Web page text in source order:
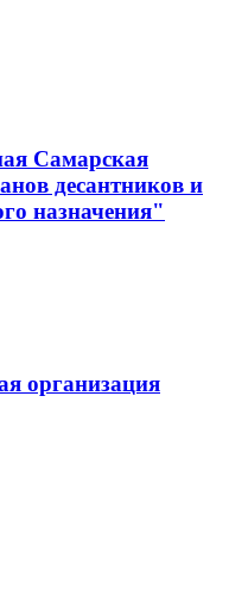
Самарская
десантников и
назначения"
организация